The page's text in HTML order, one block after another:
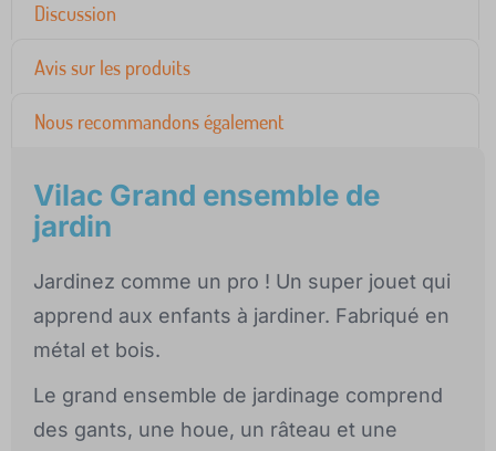
Discussion
Avis sur les produits
Nous recommandons également
Vilac Grand ensemble de
jardin
Jardinez comme un pro ! Un super jouet qui
apprend aux enfants à jardiner. Fabriqué en
métal et bois.
Le grand ensemble de jardinage comprend
des gants, une houe, un râteau et une